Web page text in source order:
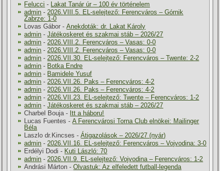
Felucci - Lakat Tanár úr – 100 év történelem
admin -2026.VIII.5. EL-selejtező: Ferencváros – Górnik
Zabrze: 1-0
Lovas Gábor -Anekdoták: dr. Lakat Károly
admin -Játékoskeret és szakmai stáb – 2026/27
admin -2026.VIII.2. Ferencváros – Vasas: 0-0
admin -2026.VIII.2. Ferencváros – Vasas: 0-0
admin -2026.VII.30. EL-selejtező: Ferencváros – Twente: 2-2
admin - Botka Endre
admin - Bamidele Yusuf
admin -2026.VII.26. Paks – Ferencváros: 4-2
admin -2026.VII.26. Paks – Ferencváros: 4-2
admin -2026.VII.23. EL-selejtező: Twente – Ferencváros: 1-2
admin -Játékoskeret és szakmai stáb – 2026/27
Charbel Bouja- Itt a háboru!
Lucas Fuentes -A Ferencvárosi Torna Club elnökei: Mailinger
Béla
Laszlo dr.Kincses -Átigazolások – 2026/27 (nyár)
admin -2026.VII.16. EL-selejtező: Ferencváros – Vojvodina: 3-0
Erdélyi Dodi - Kuti László: 70
admin -2026.VII.9. EL-selejtező: Vojvodina – Ferencváros: 1-2
Andrási Márton -Olvastuk: Az elfeledett futball-legenda